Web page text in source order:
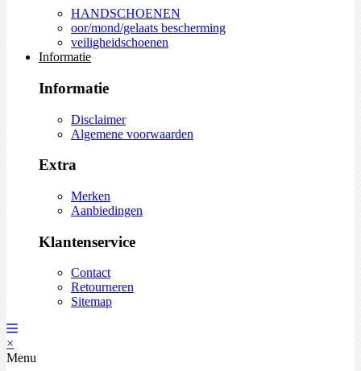
HANDSCHOENEN
oor/mond/gelaats bescherming
veiligheidschoenen
Informatie
Informatie
Disclaimer
Algemene voorwaarden
Extra
Merken
Aanbiedingen
Klantenservice
Contact
Retourneren
Sitemap
×
Menu